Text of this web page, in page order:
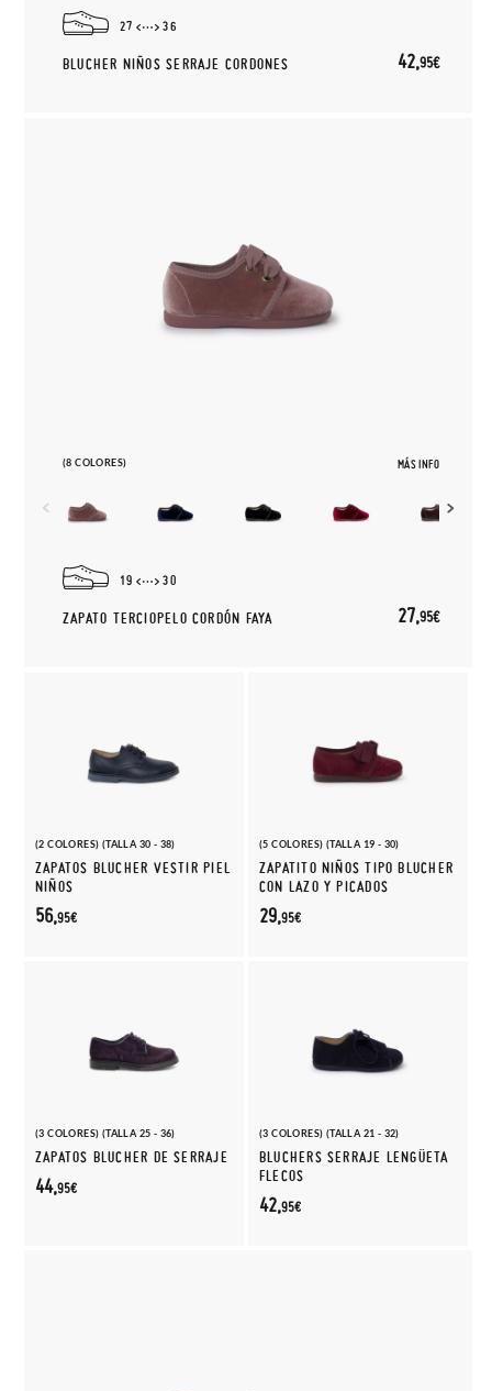
27 36
BLUCHER NIÑOS SERRAJE CORDONES 42,95€
(8 COLORES) MÁS INFO
19 30
ZAPATO TERCIOPELO CORDÓN FAYA 27,95€
(2 COLORES) (TALLA 30 - 38)
ZAPATOS BLUCHER VESTIR PIEL
NIÑOS
56,95€
(5 COLORES) (TALLA 19 - 30)
ZAPATITO NIÑOS TIPO BLUCHER
CON LAZO Y PICADOS
29,95€
(3 COLORES) (TALLA 25 - 36)
ZAPATOS BLUCHER DE SERRAJE
44,95€
(3 COLORES) (TALLA 21 - 32)
BLUCHERS SERRAJE LENGÜETA
FLECOS
42,95€